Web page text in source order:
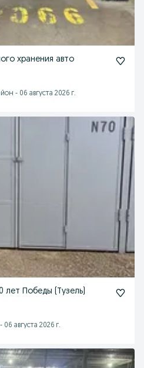
хранения авто
- 06 августа 2026 г.
лет Победы (Тузель)
- 06 августа 2026 г.